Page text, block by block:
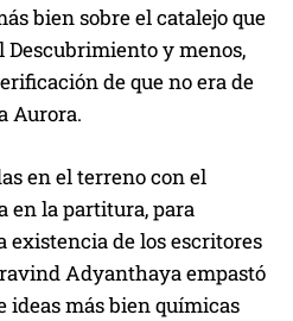
bien sobre el catalejo que
Descubrimiento y menos,
de que no era de
Aurora.
en el terreno con el
en la partitura, para
existencia de los escritores
Adyanthaya empastó
ideas más bien químicas